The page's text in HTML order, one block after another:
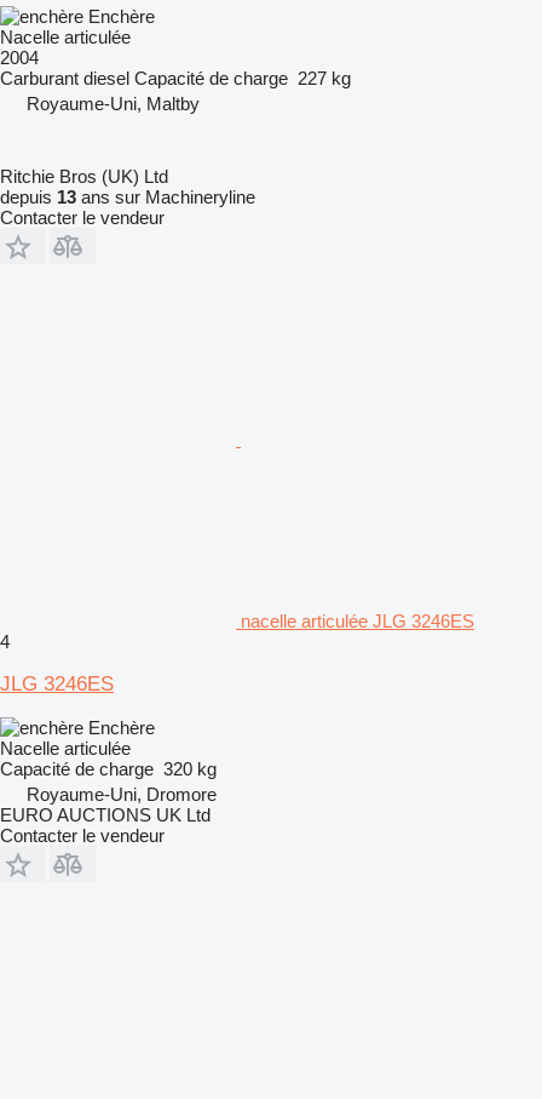
Enchère
Nacelle articulée
2004
Carburant diesel Capacité de charge 227 kg
Royaume-Uni, Maltby
Ritchie Bros (UK) Ltd
depuis 13 ans sur Machineryline
Contacter le vendeur
nacelle articulée JLG 3246ES
4
JLG 3246ES
Enchère
Nacelle articulée
Capacité de charge 320 kg
Royaume-Uni, Dromore
EURO AUCTIONS UK Ltd
Contacter le vendeur